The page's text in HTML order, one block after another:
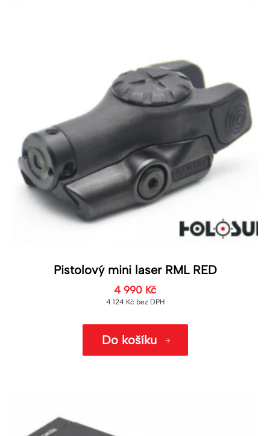
Pistolový mini laser RML RED
4 990 Kč
4 124 Kč bez DPH
Do košíku